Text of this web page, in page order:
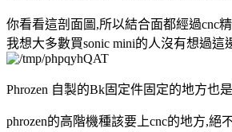
你看看這剖面圖,所以結合面都經過cnc
我想大多數買sonic mini的人沒有想過這
Phrozen 自製的Bk固定件固定的地方也
phrozen的高階機種該要上cnc的地方,絕